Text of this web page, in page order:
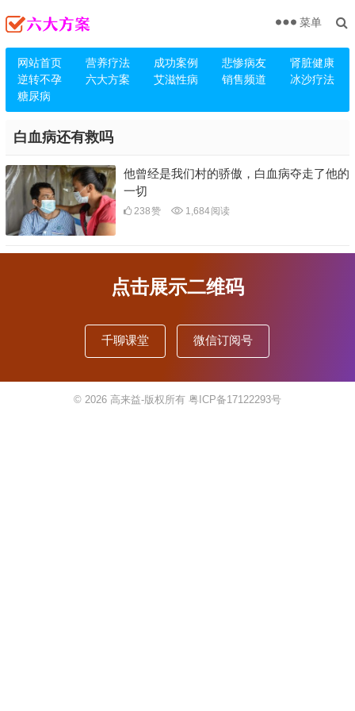
网站首页 营养疗法 成功案例 悲惨病友
肾脏健康
逆转不孕
六大方案 艾滋性病 销售频道
冰沙疗法
糖尿病
菜单
白血病还有救吗
他曾经是我们村的骄傲，白血病夺走了他的
一切
238赞 1,684阅读
点击展示二维码
千聊课堂 微信订阅号
© 2026 高来益-版权所有 粤ICP备17122293号